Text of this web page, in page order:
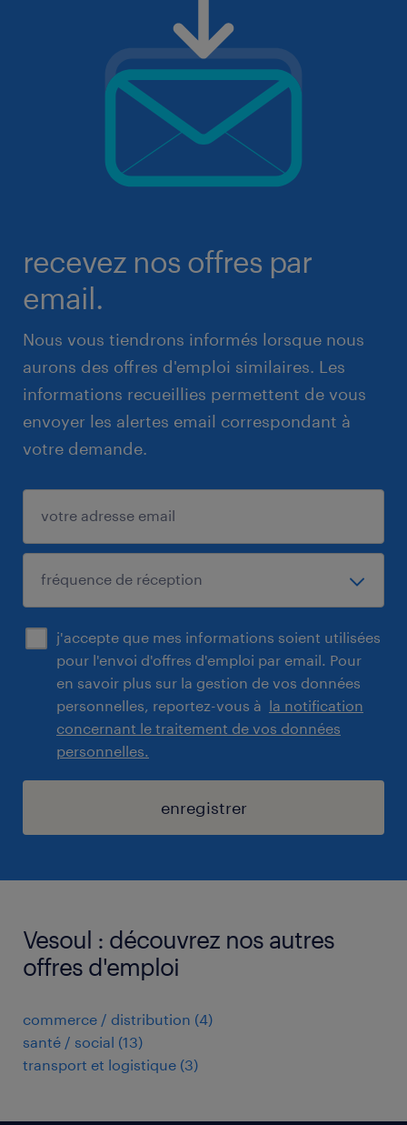
recevez nos offres par
email.
Nous vous tiendrons informés lorsque nous
aurons des offres d'emploi similaires. Les
informations recueillies permettent de vous
envoyer les alertes email correspondant à
votre demande.
j'accepte que mes informations soient utilisées
pour l'envoi d'offres d'emploi par email. Pour
en savoir plus sur la gestion de vos données
personnelles, reportez-vous à la notification
concernant le traitement de vos données
personnelles.
enregistrer
Vesoul : découvrez nos autres
offres d'emploi
commerce / distribution (4)
santé / social (13)
transport et logistique (3)